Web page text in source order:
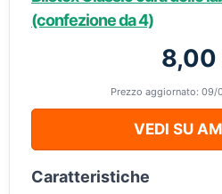
(confezione da 4)
8,00
Prezzo aggiornato:
VEDI SU
Caratteristiche